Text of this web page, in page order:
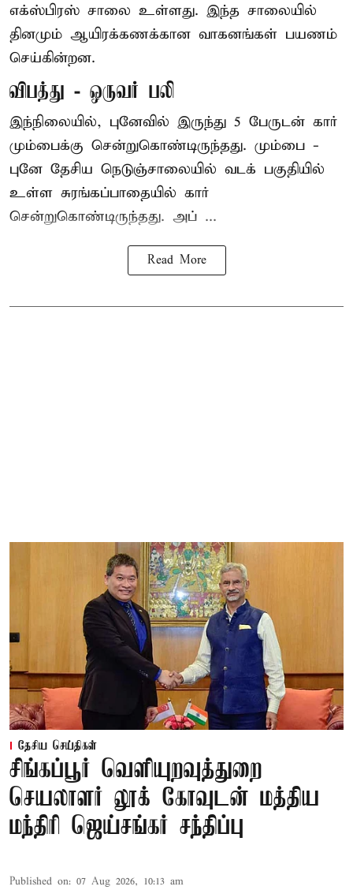
எக்ஸ்பிரஸ் சாலை உள்ளது. இந்த சாலையில்
தினமும் ஆயிரக்கணக்கான வாகனங்கள் பயணம்
செய்கின்றன.
விபத்து - ஒருவர் பலி
இந்நிலையில், புனேவில் இருந்து 5 பேருடன் கார்
மும்பைக்கு சென்றுகொண்டிருந்தது. மும்பை -
புனே தேசிய நெடுஞ்சாலையில் வடக் பகுதியில்
உள்ள சுரங்கப்பாதையில் கார்
சென்றுகொண்டிருந்தது. அப் ...
Read More
தேசிய செய்திகள்
சிங்கப்பூர் வெளியுறவுத்துறை
செயலாளர் லூக் கோவுடன் மத்திய
மந்திரி ஜெய்சங்கர் சந்திப்பு
Published on: 07 Aug 2026, 10:13 am